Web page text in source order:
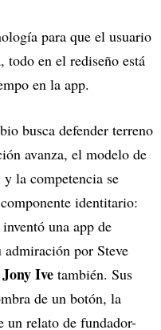
para que el usuario
todo en el rediseño está
en la app.
busca defender terreno
avanza, el modelo de
la competencia se
identitario:
una app de
por Steve
Jony Ive también. Sus
de un botón, la
relato de fundador-